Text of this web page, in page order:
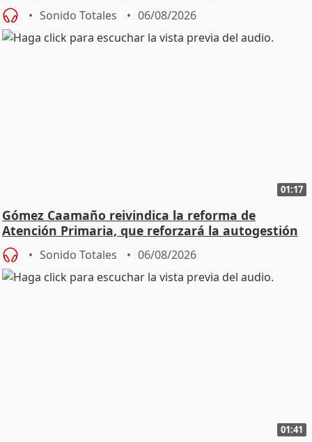
Sonido Totales 06/08/2026
01:17
Gómez Caamaño reivindica la reforma de
Atención Primaria, que reforzará la autogestión
Sonido Totales 06/08/2026
01:41